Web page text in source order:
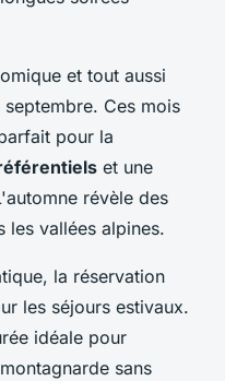
et tout aussi
Ces mois
pour la
et une
révèle des
les vallées alpines.
la réservation
les séjours estivaux.
idéale pour
sans